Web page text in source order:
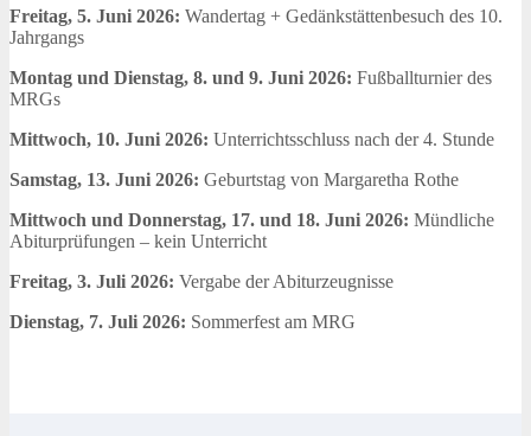
Freitag, 5. Juni 2026: Wandertag + Gedänkstättenbesuch des 10.
Jahrgangs
Montag und Dienstag, 8. und 9. Juni 2026: Fußballturnier des
MRGs
Mittwoch, 10. Juni 2026: Unterrichtsschluss nach der 4. Stunde
Samstag, 13. Juni 2026: Geburtstag von Margaretha Rothe
Mittwoch und Donnerstag, 17. und 18. Juni 2026: Mündliche
Abiturprüfungen – kein Unterricht
Freitag, 3. Juli 2026: Vergabe der Abiturzeugnisse
Dienstag, 7. Juli 2026: Sommerfest am MRG